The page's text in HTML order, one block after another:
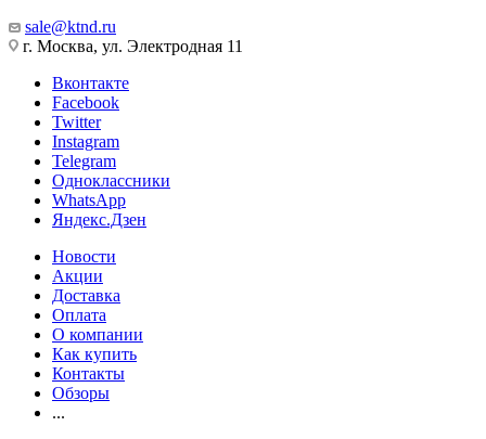
sale@ktnd.ru
г. Москва, ул. Электродная 11
Вконтакте
Facebook
Twitter
Instagram
Telegram
Одноклассники
WhatsApp
Яндекс.Дзен
Новости
Акции
Доставка
Оплата
О компании
Как купить
Контакты
Обзоры
...